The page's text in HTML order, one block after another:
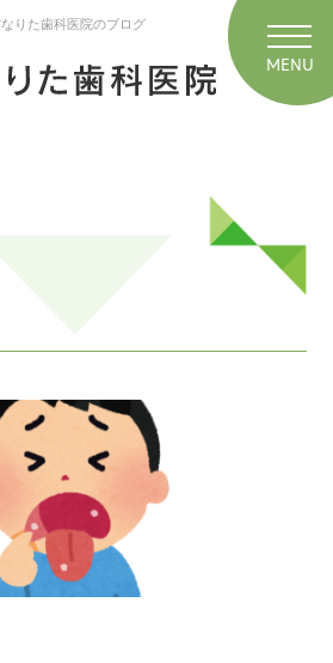
りた歯科医院のブログ